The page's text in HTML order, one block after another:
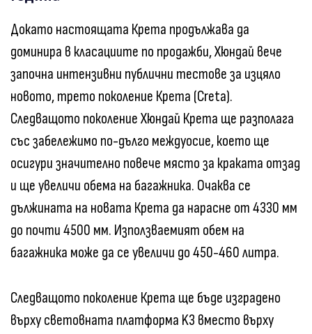
Докато настоящата Крета продължава да
доминира в класациите по продажби, Хюндай вече
започна интензивни публични тестове за изцяло
новото, трето поколение Крета (Creta).
Следващото поколение Хюндай Крета ще разполага
със забележимо по-дълго междуосие, което ще
осигури значително повече място за краката отзад
и ще увеличи обема на багажника. Очаква се
дължината на новата Крета да нарасне от 4330 мм
до почти 4500 мм. Използваемият обем на
багажника може да се увеличи до 450-460 литра.
Следващото поколение Крета ще бъде изградено
върху световната платформа K3 вместо върху